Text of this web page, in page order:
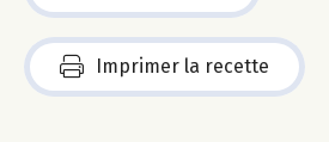
Imprimer la recette